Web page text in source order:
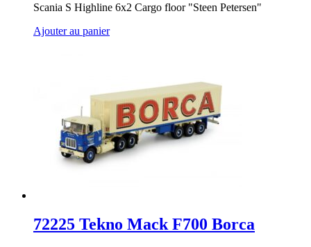
Scania S Highline 6x2 Cargo floor "Steen Petersen"
Ajouter au panier
72225 Tekno Mack F700 Borca